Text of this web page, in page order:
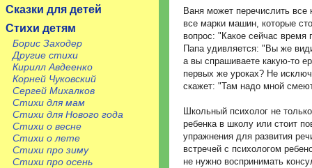
Сказки для детей
Стихи детям
Борис Заходер
Другие стихи
Кирилл Авдеенко
Корней Чуковский
Сергей Михалков
Стихи для мам
Стихи для Нового года
Стихи о весне
Стихи о лете
Стихи про зиму
Стихи про осень
Ваня может перечислить
все марки машин, которые
вопрос: "Какое сейчас время
Папа удивляется: "Вы же
а вы спрашиваете какую-то
первых же уроках? Не
скажет: "Там надо мной
Школьный психолог не
ребенка в школу или стоит
упражнения для развития
встречей с психологом
не нужно воспринимать